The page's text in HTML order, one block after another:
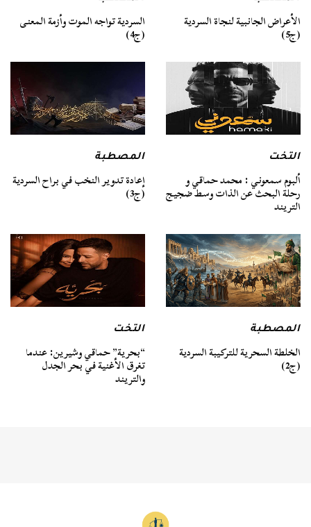
الأعراض الجانبية لنجاة السردية
(ج5)
السردية تواجه الموت وأزمة المعنى
(ج4)
التخت
ألبوم سمعوني : محمد حماقي و
رحلة البحث عن الذات وسط ضجيج
التريند
المصطبة
إعادة تدوير النخب في براح السردية
(ج3)
المصطبة
الخلطة السحرية للتركيبة السردية
(ج2)
التخت
“بحرية” حماقي وشيرين: عندما
تغرق الأغنية في بحر الجدل
والتريند